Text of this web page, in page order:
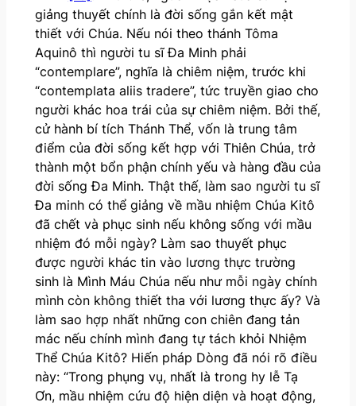
giảng thuyết chính là đời sống gắn kết mật
thiết với Chúa. Nếu nói theo thánh Tôma
Aquinô thì người tu sĩ Đa Minh phải
“contemplare”, nghĩa là chiêm niệm, trước khi
“contemplata aliis tradere”, tức truyền giao cho
người khác hoa trái của sự chiêm niệm. Bởi thế,
cử hành bí tích Thánh Thể, vốn là trung tâm
điểm của đời sống kết hợp với Thiên Chúa, trở
thành một bổn phận chính yếu và hàng đầu của
đời sống Đa Minh. Thật thế, làm sao người tu sĩ
Đa minh có thể giảng về mầu nhiệm Chúa Kitô
đã chết và phục sinh nếu không sống với mầu
nhiệm đó mỗi ngày? Làm sao thuyết phục
được người khác tin vào lương thực trường
sinh là Mình Máu Chúa nếu như mỗi ngày chính
mình còn không thiết tha với lương thực ấy? Và
làm sao hợp nhất những con chiên đang tản
mác nếu chính mình đang tự tách khỏi Nhiệm
Thể Chúa Kitô? Hiến pháp Dòng đã nói rõ điều
này: “Trong phụng vụ, nhất là trong hy lễ Tạ
Ơn, mầu nhiệm cứu độ hiện diện và hoạt động,